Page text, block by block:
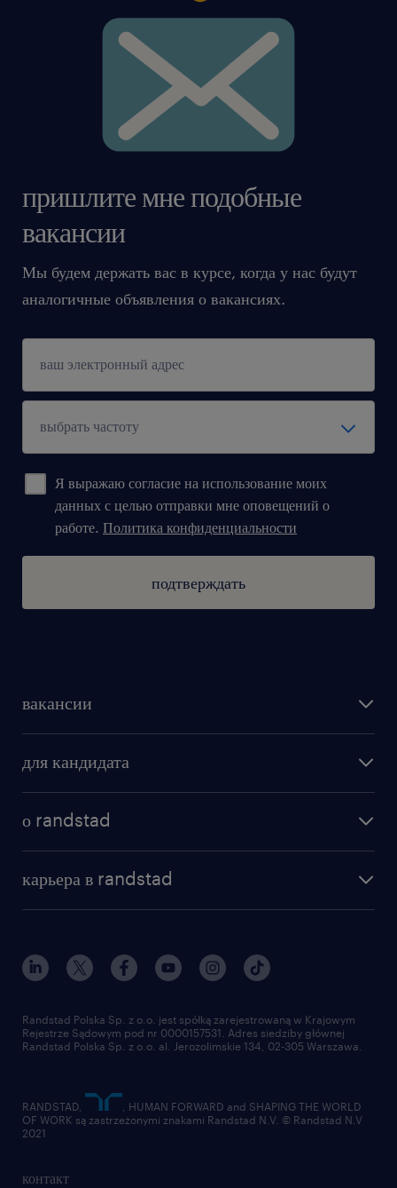
пришлите мне подобные
вакансии
Мы будем держать вас в курсе, когда у нас будут
аналогичные объявления о вакансиях.
Я выражаю согласие на использование моих
данных с целью отправки мне оповещений о
работе. Политика конфиденциальности
подтверждать
вакансии
бонусы для работников
для кандидата
о randstad
институт исследований randstad
для медиа
для поставщиков
карьера в randstad
наш мир
работа в randstad
отправить резюме
контакт
Randstad Polska Sp. z o.o. jest spółką zarejestrowaną w Krajowym
Rejestrze Sądowym pod nr 0000157531. Adres siedziby głównej
Randstad Polska Sp. z o.o. al. Jerozolimskie 134, 02-305 Warszawa.
RANDSTAD,
, HUMAN FORWARD and SHAPING THE WORLD
OF WORK są zastrzeżonymi znakami Randstad N.V. © Randstad N.V
2021